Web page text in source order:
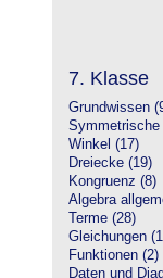
7. Klasse
Grundwissen
Symmetrische
Winkel (17)
Dreiecke (19)
Kongruenz (8)
Algebra
Terme (28)
Gleichungen
Funktionen (2)
Daten und